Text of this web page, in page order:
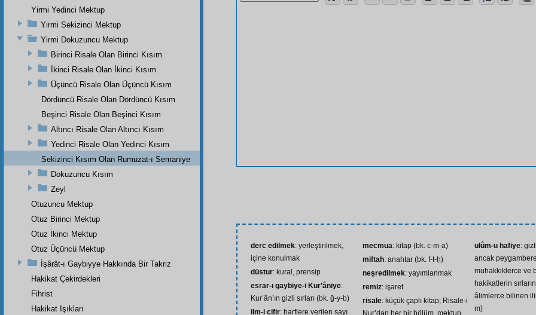
derc edilmek: yerleştirilmek,
içine konulmak
düstur: kural, prensip
esrar-ı gaybiye-i Kur’âniye:
Kur’ân’ın gizli sırları (bk. ğ-y-b)
ilm-i cifir: harflere verilen sayı
mecmua: kitap (bk. c-m-a)
miftah: anahtar (bk. f-t-ḥ)
neşredilmek: yayımlanmak
remiz: işaret
risale: küçük çaplı kitap; Risale-i
Nur’dan her bir bölüm, mektup
ulûm-u hafiye:
ancak
muhakkiklerce ve
hakikatlerin
âlimlerce bilinen
m)
Yirmi Yedinci Mektup
Yirmi Sekizinci Mektup
Yirmi Dokuzuncu Mektup
Birinci Risale Olan Birinci Kısım
İkinci Risale Olan İkinci Kısım
Üçüncü Risale Olan Üçüncü Kısım
Dördüncü Risale Olan Dördüncü Kısım
Beşinci Risale Olan Beşinci Kısım
Altıncı Risale Olan Altıncı Kısım
Yedinci Risale Olan Yedinci Kısım
Sekizinci Kısım Olan Rumuzat-ı Semaniye
Dokuzuncu Kısım
Zeyl
Otuzuncu Mektup
Otuz Birinci Mektup
Otuz İkinci Mektup
Otuz Üçüncü Mektup
İşârât-ı Gaybiyye Hakkında Bir Takriz
Hakikat Çekirdekleri
Fihrist
Hakikat Işıkları